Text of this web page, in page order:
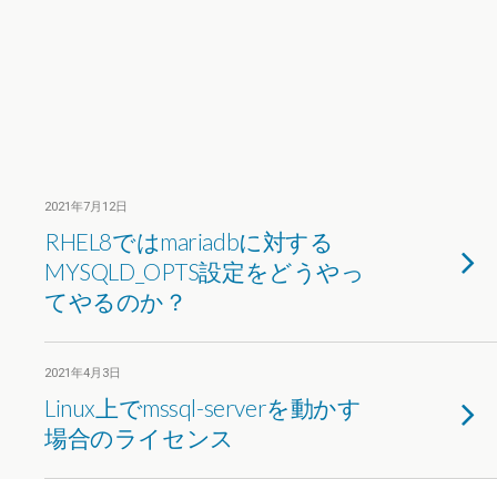
2021年7月12日
RHEL8ではmariadbに対する
MYSQLD_OPTS設定をどうやっ
てやるのか？
2021年4月3日
Linux上でmssql-serverを動かす
場合のライセンス